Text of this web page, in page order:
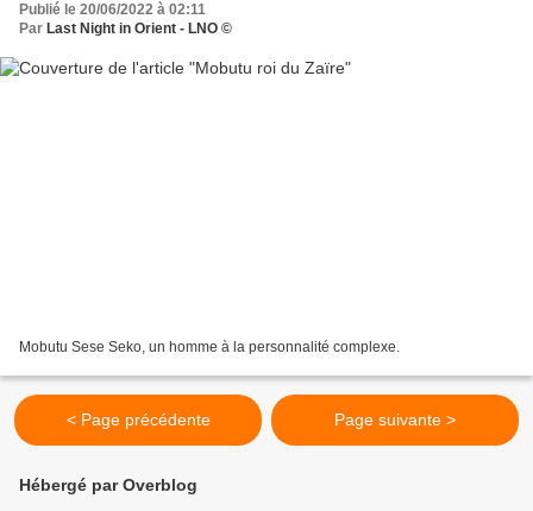
Publié le 20/06/2022 à 02:11
Par Last Night in Orient - LNO ©
Mobutu Sese Seko, un homme à la personnalité complexe.
< Page précédente Page suivante >
Hébergé par Overblog